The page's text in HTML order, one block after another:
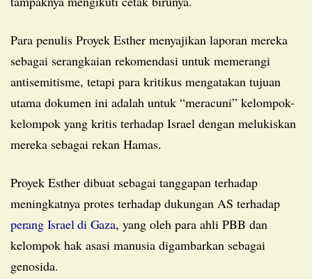
Para penulis Proyek Esther menyajikan laporan mereka
sebagai serangkaian rekomendasi untuk memerangi
antisemitisme, tetapi para kritikus mengatakan tujuan
utama dokumen ini adalah untuk “meracuni” kelompok-
kelompok yang kritis terhadap Israel dengan melukiskan
mereka sebagai rekan Hamas.
Proyek Esther dibuat sebagai tanggapan terhadap
meningkatnya protes terhadap dukungan AS terhadap
perang Israel di Gaza, yang oleh para ahli PBB dan
kelompok hak asasi manusia digambarkan sebagai
genosida.